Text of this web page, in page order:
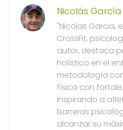
Nicolás García
"Nicolas Garcia,
CrossFit,
autor, destaca
holístico en el
metodología
física con
inspirando a
barreras
alcanzar su